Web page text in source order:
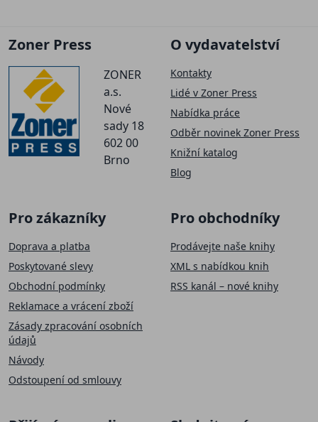
Zoner Press
ZONER
a.s.
Nové
sady 18
602 00
Brno
O vydavatelství
Kontakty
Lidé v Zoner Press
Nabídka práce
Odběr novinek Zoner Press
Knižní katalog
Blog
Pro zákazníky
Doprava a platba
Poskytované slevy
Obchodní podmínky
Reklamace a vrácení zboží
Zásady zpracování osobních
údajů
Návody
Odstoupení od smlouvy
Pro obchodníky
Prodávejte naše knihy
XML s nabídkou knih
RSS kanál – nové knihy